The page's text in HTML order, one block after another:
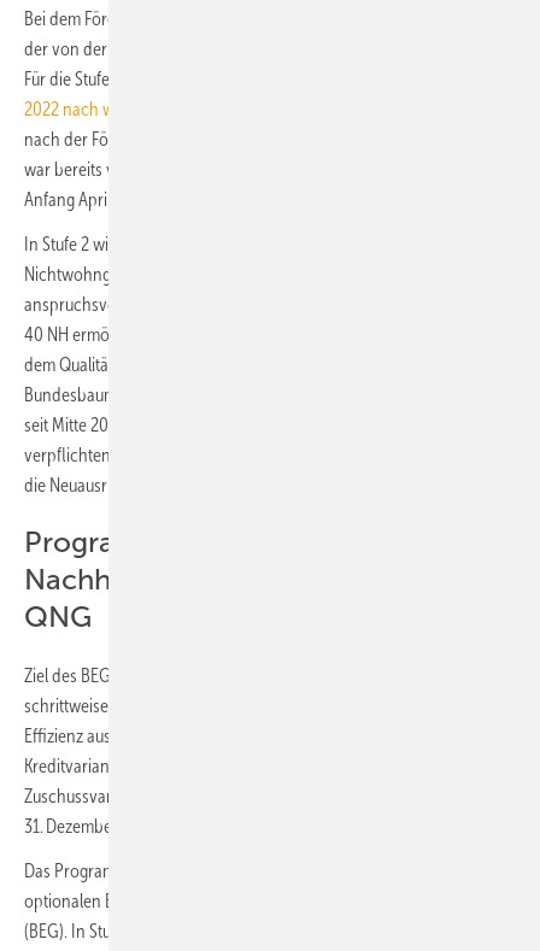
Bei dem Förderprogramm EH/EG 40 NH handelt es sich um die Stufe 2
der von der Bundesregierung neu ausgerichteten Neubauförderung.
Für die Stufe 1 war das auf 1 Mrd. Euro begrenzte
2022 nach wenigen Stunden ausgeschöpft
nach der Fördermittelvergabe im Windhundprinzip über die Stufe 1
war bereits vom Bundesministerium für Wirtschaft und Klimaschutz
Anfang April 2022 angekündigt worden.
In Stufe 2 wird die Neubauförderung für Wohngebäude und
Nichtwohngebäude im Programm EH/EG 40 NH mit
anspruchsvolleren Anforderungen fortgeführt: Das Programm EH/EG
40 NH ermöglicht eine Neubauförderung nur noch in Kombination mit
dem Qualitätssiegel Nachhaltiges Gebäude (QNG), das im
Bundesbauministerium entwickelt und verantwortet wird. Das QNG ist
seit Mitte 2021 bereits optionaler Teil der BEG und wird nun in Stufe 2
verpflichtend. Damit soll ein klares Signal für mehr Klimaschutz und
die Neuausrichtung hin zu nachhaltigem Bauen gesetzt werden.
Programm EH / EG 40
Nachhaltigkeit (EH/EG 40 NH) /
QNG
Ziel des BEG-Programms EH/EG 40 NH ist es, die Neubauförderung
schrittweise immer stärker an Nachhaltigkeit, Klimaschutz und
Effizienz auszurichten. Das Programm steht über die KfW als
Kreditvariante zur Verfügung. Für Kommunen gibt es auch eine
Zuschussvariante. Eine Förderung in Stufe 2 kann bis zum
31. Dezember 2022 beantragt werden.
Das Programm EH/EG 40 NH existierte bereits in Form eines
optionalen Bonus in der Bundesförderung für effiziente Gebäude
(BEG). In Stufe 2 werden die Anforderungen an die Nachhaltigkeit in